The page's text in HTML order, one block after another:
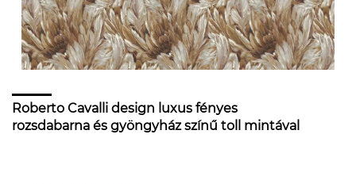
Roberto Cavalli design luxus fényes
rozsdabarna és gyöngyház színű toll mintával